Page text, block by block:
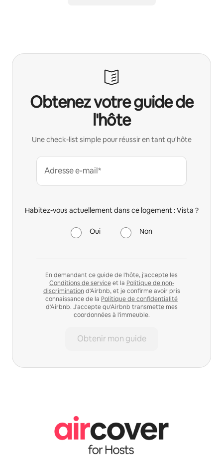
Obtenez votre guide de
l'hôte
Une check-list simple pour réussir en tant qu'hôte
Adresse e-mail*
Habitez-vous actuellement dans ce logement : Vista ?
Oui Non
En demandant ce guide de l'hôte, j'accepte les
Conditions de serviceet la Politique de non-
discrimination d'Airbnb, et je confirme avoir pris
connaissance de la Politique de confidentialité
d'Airbnb. J'accepte qu'Airbnb transmette mes
coordonnées à l'immeuble.
Obtenir mon guide